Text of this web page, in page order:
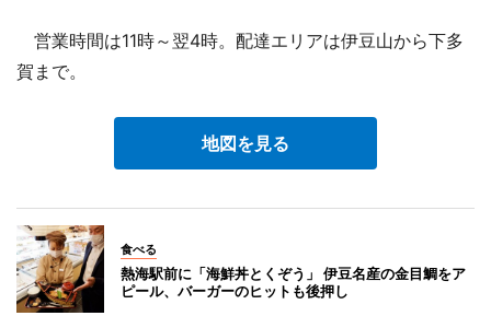
営業時間は11時～翌4時。配達エリアは伊豆山から下多
賀まで。
地図を見る
食べる
熱海駅前に「海鮮丼とくぞう」 伊豆名産の金目鯛をア
ピール、バーガーのヒットも後押し